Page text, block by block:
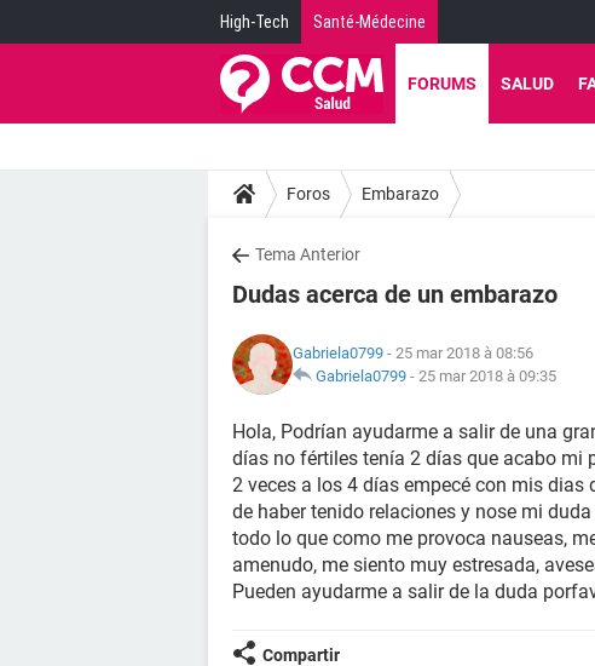
High-Tech Santé-Médecine
FORUMS SALUD
Foros Embarazo
Tema Anterior
Dudas acerca de un embarazo
Gabriela0799 - 25 mar 2018 à 08:56
Gabriela0799 - 25 mar 2018 à 09:35
Hola, Podrían ayudarme a salir de una
días no fértiles tenía 2 días que acabo mi
2 veces a los 4 días empecé con mis
de haber tenido relaciones y nose mi
todo lo que como me provoca nauseas,
amenudo, me siento muy estresada,
Pueden ayudarme a salir de la duda
Compartir